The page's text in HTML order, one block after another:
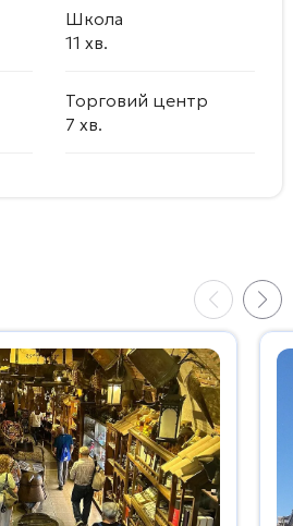
Школа
11 хв.
Торговий центр
7 хв.